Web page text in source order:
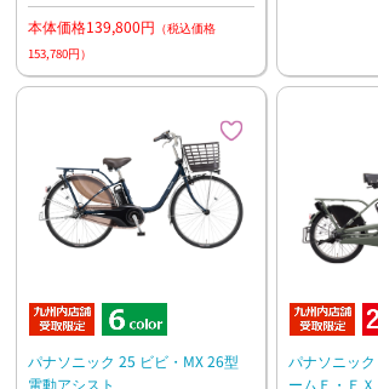
本体価格139,800円 （税込価格
153,780円）
パナソニック 25 ビビ・MX 26型
電動アシスト
パナソニッ
ームＦ・Ｅ